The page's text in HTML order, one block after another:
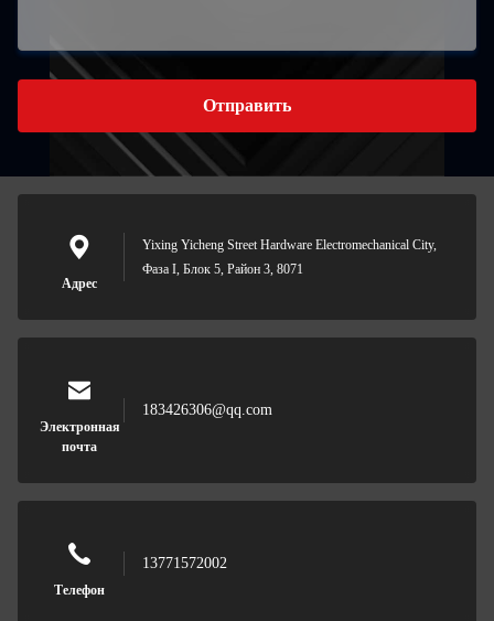
Отправить
Адрес
Yixing Yicheng Street Hardware Electromechanical City,
Фаза I, Блок 5, Район 3, 8071
Электронная
почта
183426306@qq.com
Телефон
13771572002